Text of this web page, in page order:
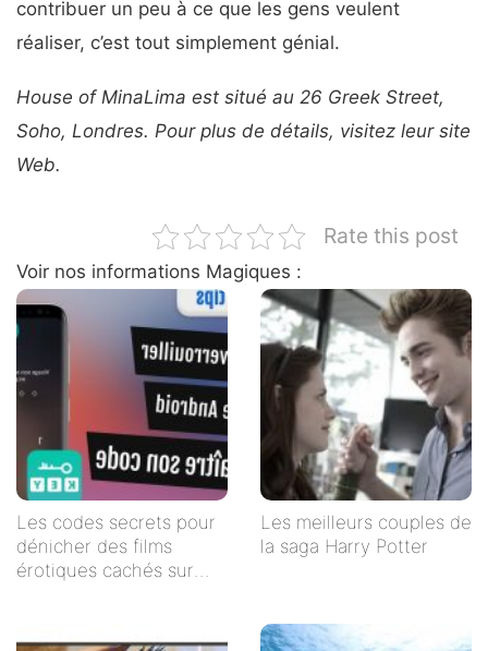
contribuer un peu à ce que les gens veulent
réaliser, c’est tout simplement génial.
House of MinaLima est situé au 26 Greek Street,
Soho, Londres. Pour plus de détails, visitez leur site
Web.
Rate this post
Voir nos informations Magiques :
Les codes secrets pour
dénicher des films
érotiques cachés sur
Les meilleurs couples de
la saga Harry Potter